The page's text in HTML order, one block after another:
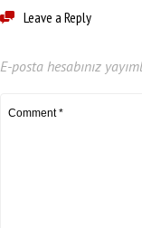
Leave a Reply
E-posta hesabınız